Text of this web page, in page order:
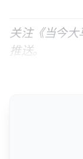
关注《当今大
推送。